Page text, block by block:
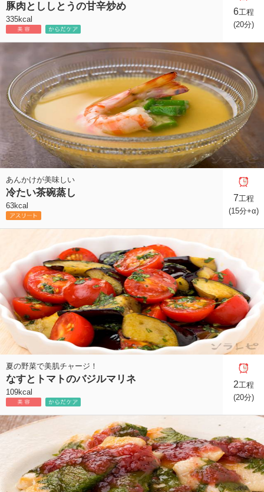
豚肉とししとうの甘辛炒め
335kcal
6工程
(20分)
あんかけが美味しい
冷たい茶碗蒸し
63kcal
7工程
(15分+α)
夏の野菜で美肌チャージ！
なすとトマトのバジルマリネ
109kcal
2工程
(20分)